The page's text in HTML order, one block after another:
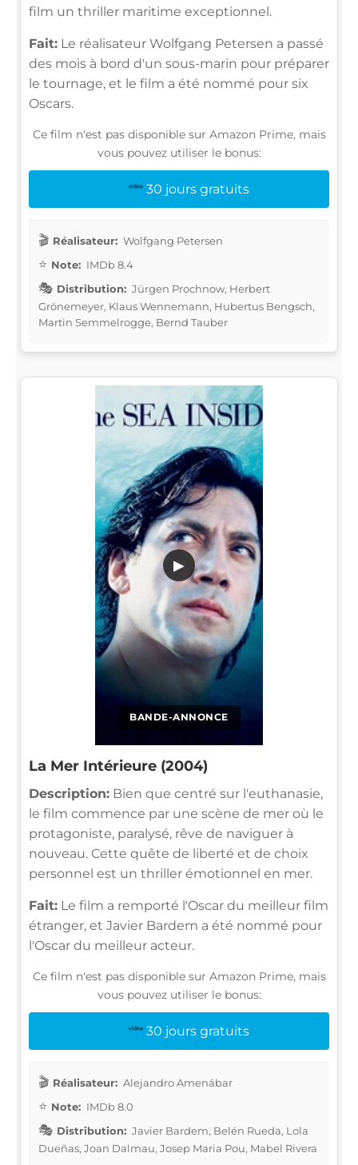
film un thriller maritime exceptionnel.
Fait: Le réalisateur Wolfgang Petersen a passé
des mois à bord d'un sous-marin pour préparer
le tournage, et le film a été nommé pour six
Oscars.
Ce film n'est pas disponible sur Amazon Prime, mais
vous pouvez utiliser le bonus:
30 jours gratuits
Réalisateur: Wolfgang Petersen
Note: IMDb 8.4
Distribution: Jürgen Prochnow, Herbert
Grönemeyer, Klaus Wennemann, Hubertus Bengsch,
Martin Semmelrogge, Bernd Tauber
BANDE-ANNONCE
▶
La Mer Intérieure (2004)
Description: Bien que centré sur l'euthanasie,
le film commence par une scène de mer où le
protagoniste, paralysé, rêve de naviguer à
nouveau. Cette quête de liberté et de choix
personnel est un thriller émotionnel en mer.
Fait: Le film a remporté l'Oscar du meilleur film
étranger, et Javier Bardem a été nommé pour
l'Oscar du meilleur acteur.
Ce film n'est pas disponible sur Amazon Prime, mais
vous pouvez utiliser le bonus:
30 jours gratuits
Réalisateur: Alejandro Amenábar
Note: IMDb 8.0
Distribution: Javier Bardem, Belén Rueda, Lola
Dueñas, Joan Dalmau, Josep Maria Pou, Mabel Rivera